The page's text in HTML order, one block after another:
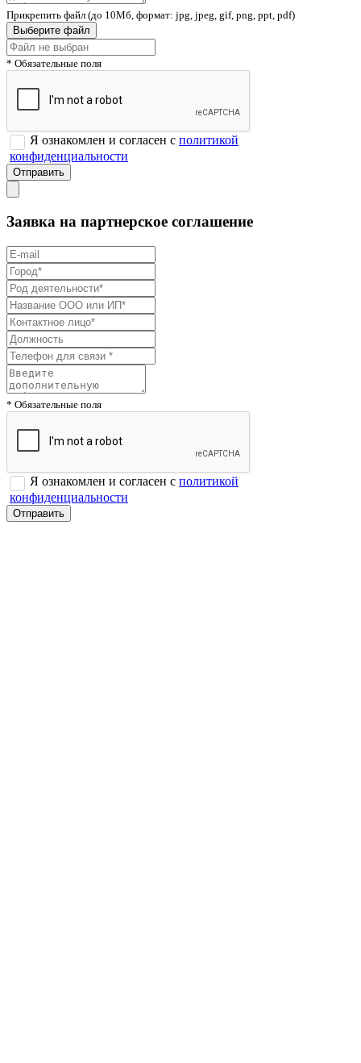
Прикрепить файл (до 10Мб, формат: jpg, jpeg, gif, png, ppt, pdf)
Выберите файл
* Обязательные поля
Я ознакомлен и согласен с политикой
конфиденциальности
Заявка на партнерское соглашение
* Обязательные поля
Я ознакомлен и согласен с политикой
конфиденциальности